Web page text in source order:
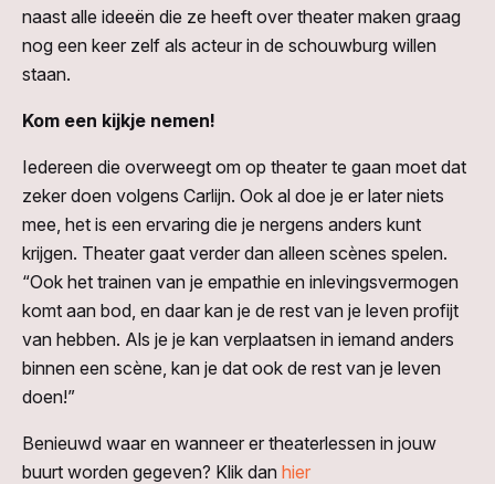
naast alle ideeën die ze heeft over theater maken graag
nog een keer zelf als acteur in de schouwburg willen
staan.
Kom een kijkje nemen!
Iedereen die overweegt om op theater te gaan moet dat
zeker doen volgens Carlijn. Ook al doe je er later niets
mee, het is een ervaring die je nergens anders kunt
krijgen. Theater gaat verder dan alleen scènes spelen.
“Ook het trainen van je empathie en inlevingsvermogen
komt aan bod, en daar kan je de rest van je leven profijt
van hebben. Als je je kan verplaatsen in iemand anders
binnen een scène, kan je dat ook de rest van je leven
doen!”
Benieuwd waar en wanneer er theaterlessen in jouw
buurt worden gegeven? Klik dan hier